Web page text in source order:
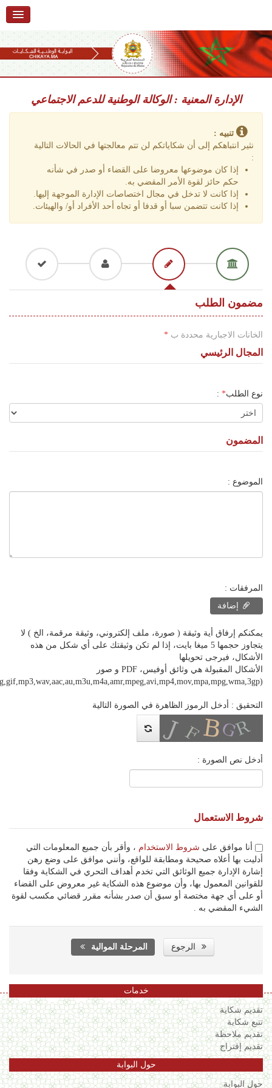
الرئيسية
حول البوابة
تقديم شكاية
تتبع شكاية
تقديم ملاحظة
تقديم إقتراح
أسئلة وأجوبة
أرقام الشكايات
اللغة
Français
content
الإدارة المعنية : الوكالة الوطنية للدعم الاجتماعي
تنبيه :
نثير انتباهكم إلى أن شكاياتكم لن تتم معالجتها في الحالات التالية
:
إذا كان موضوعها معروضا على القضاء أو صدر في شأنه
حكم حائز لقوة الأمر المقضي به.
إذا كانت لا تدخل في مجال اختصاصات الإدارة الموجهة إليها.
إذا كانت تتضمن سبا أو قدفا أو تجاه أحد الأفراد أو/ والهيئات.
مضمون الطلب
الخانات الاجبارية محددة ب *
المجال الرئيسي
نوع الطلب*
:
المضمون
الموضوع :
المرفقات :
إضافة
يمكنكم إرفاق أية وثيقة ( صورة، ملف إلكتروني، وثيقة مرقمة، الخ ) لا
يتجاوز حجمها 5 ميغا بايت، إذا لم تكن وثيقتك على أي شكل من هذه
الأشكال، فيرجى تحويلها
الأشكال المقبولة هي وثائق أوفيس، PDF و صور
(pdf,jpeg,jpg,png,gif,mp3,wav,aac,au,m3u,m4a,amr,mpeg,avi,mp4,mov,mpa,mpg,wma,3gp)
التحقيق : أدخل الرموز الظاهرة في الصورة التالية
أدخل نص الصورة :
شروط الاستعمال
شروط الاستخدام ، وأقر بأن جميع المعلومات التي
أدليت بها أعلاه صحيحة ومطابقة للواقع، وأنني موافق على وضع رهن
إشارة الإدارة جميع الوثائق التي تخدم أهداف التحري في الشكاية وفقا
للقوانين المعمول بها، وأن موضوع هذه الشكاية غير معروض على القضاء
أو على أي جهة مختصة أو سبق أن صدر بشأنه مقرر قضائي مكسب لقوة
الشيء المقضي به .
الرجوع المرحلة الموالية
خدمات
تقديم شكاية
تتبع شكاية
تقديم ملاحظة
تقديم إقتراح
حول البوابة
حول البوابة